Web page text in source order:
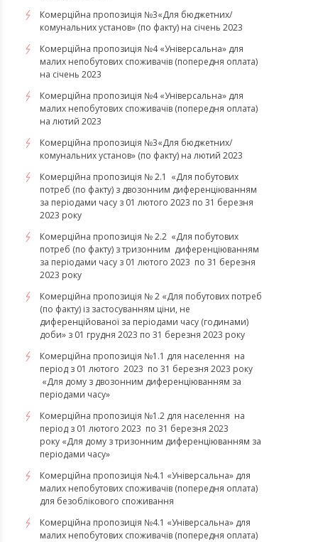
​​​​​​​Комерційна пропозиція №3«Для бюджетних/
комунальних установ» (по факту) на січень 2023
​​​​​​​Комерційна пропозиція №4 «Універсальна» для
малих непобутових споживачів (попередня оплата)
на січень 2023
​​​​​​​Комерційна пропозиція №4 «Універсальна» для
малих непобутових споживачів (попередня оплата)
на лютий 2023
Комерційна пропозиція №3«Для бюджетних/
комунальних установ» (по факту) на лютий 2023
Комерційна пропозиція № 2.1 «Для побутових
потреб (по факту) з двозонним диференціюванням
за періодами часу з 01 лютого 2023 по 31 березня
2023 року
Комерційна пропозиція № 2.2 «Для побутових
потреб (по факту) з тризонним диференціюванням
за періодами часу з 01 лютого 2023 по 31 березня
2023 року
Комерційна пропозиція № 2 «Для побутових потреб
(по факту) із застосуванням ціни, не
диференційованої за періодами часу (годинами)
доби» з 01 грудня 2023 по 31 березня 2023 року
Комерційна пропозиція №1.1 для населення на
період з 01 лютого 2023 по 31 березня 2023 року
«Для дому з двозонним диференціюванням за
періодами часу»
Комерційна пропозиція №1.2 для населення на
період з 01 лютого 2023 по 31 березня 2023
року «Для дому з тризонним диференціюванням за
періодами часу»
​​​​​​​Комерційна пропозиція №4.1 «Універсальна» для
малих непобутових споживачів (попередня оплата)
для безоблікового споживання
Комерційна пропозиція №4.1 «Універсальна» для
малих непобутових споживачів (попередня оплата)